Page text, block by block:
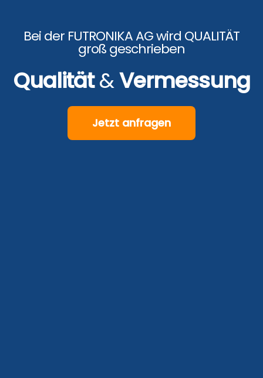
Bei der FUTRONIKA AG wird QUALITÄT
groß geschrieben
Qualität&Vermessung
Jetzt anfragen